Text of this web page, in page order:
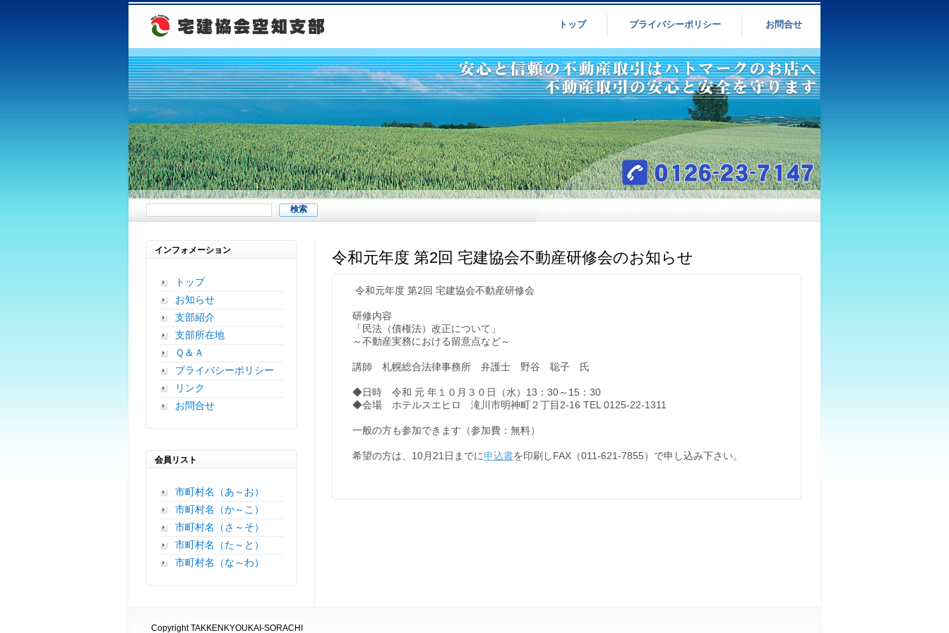
トップ プライバシーポリシー お問合せ
インフォメーション
トップ
お知らせ
支部紹介
支部所在地
Ｑ＆Ａ
プライバシーポリシー
リンク
お問合せ
会員リスト
市町村名（あ～お）
市町村名（か～こ）
市町村名（さ～そ）
市町村名（た～と）
市町村名（な～わ）
令和元年度 第2回 宅建協会不動産研修会のお知らせ
令和元年度 第2回 宅建協会不動産研修会
研修内容
「民法（債権法）改正について」
～不動産実務における留意点など～
講師 札幌総合法律事務所 弁護士 野谷 聡子 氏
◆日時 令和 元 年１０月３０日（水）13：30～15：30
◆会場 ホテルスエヒロ 滝川市明神町２丁目2-16 TEL 0125-22-1311
一般の方も参加できます（参加費：無料）
希望の方は、10月21日までに申込書を印刷しFAX（011-621-7855）で申し込み下さい。
Copyright TAKKENKYOUKAI-SORACHI